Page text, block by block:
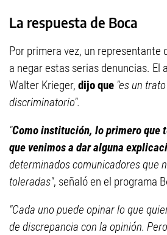
La respuesta de Boca
Por primera vez, un representante
a negar estas serias denuncias. El
Walter Krieger, dijo que "es un
discriminatorio".
"Como institución, lo primero que
que venimos a dar alguna
determinados comunicadores que
toleradas", señaló en el programa
"Cada uno puede opinar lo que
de discrepancia con la opinión.